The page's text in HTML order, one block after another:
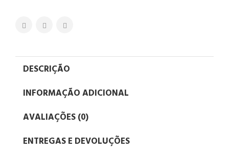
DESCRIÇÃO
INFORMAÇÃO ADICIONAL
AVALIAÇÕES (0)
ENTREGAS E DEVOLUÇÕES